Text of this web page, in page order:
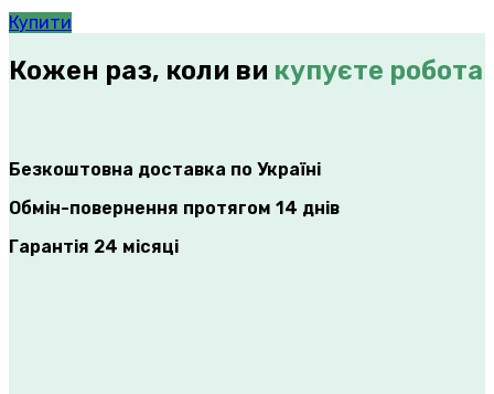
Купити
Кожен раз, коли ви купуєте робота
Безкоштовна доставка по Україні
Обмін-повернення протягом 14 днів
Гарантія 24 місяці